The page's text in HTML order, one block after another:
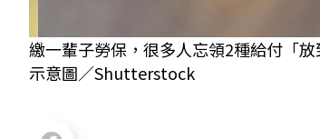
繳一輩子勞保，很多人忘領2種給付「
示意圖／Shutterstock